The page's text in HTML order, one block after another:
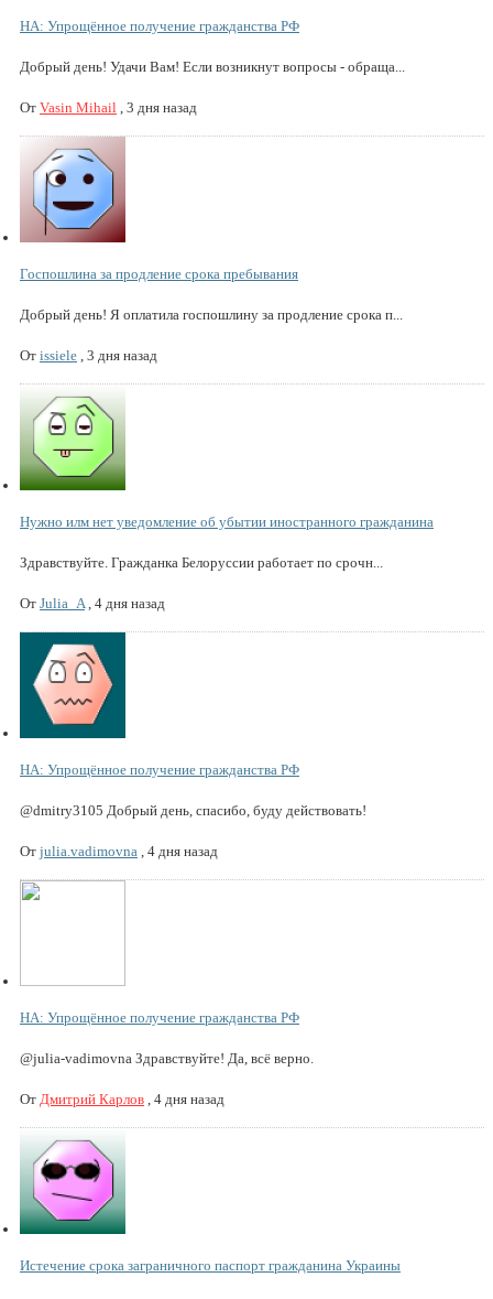
НА: Упрощённое получение гражданства РФ
Добрый день! Удачи Вам! Если возникнут вопросы - обраща...
От Vasin Mihail 3 дня назад
Госпошлина за продление срока пребывания
Добрый день! Я оплатила госпошлину за продление срока п...
От issiele 3 дня назад
Нужно илм нет уведомление об убытии иностранного гражданина
Здравствуйте. Гражданка Белоруссии работает по срочн...
От Julia_A 4 дня назад
НА: Упрощённое получение гражданства РФ
@dmitry3105 Добрый день, спасибо, буду действовать!
От julia.vadimovna 4 дня назад
НА: Упрощённое получение гражданства РФ
@julia-vadimovna Здравствуйте! Да, всё верно.
От Дмитрий Карлов 4 дня назад
Истечение срока заграничного паспорт гражданина Украины